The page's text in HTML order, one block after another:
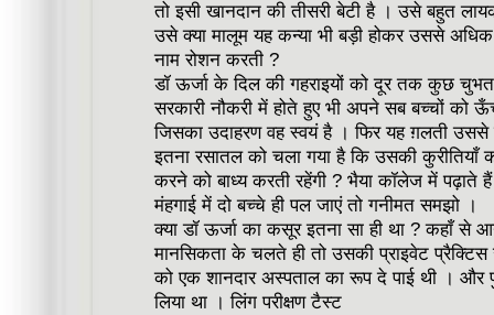
तो इसी खानदान की तीसरी बेटी है । उसे बहुत
उसे क्या मालूम यह कन्या भी बड़ी होकर उससे
नाम रोशन करती ?
डॉ ऊर्जा के दिल की गहराइयों को दूर तक कुछ
सरकारी नौकरी में होते हुए भी अपने सब बच्चों को
जिसका उदाहरण वह स्वयं है । फिर यह ग़लती उससे
इतना रसातल को चला गया है कि उसकी कुरीतियाँ
करने को बाध्य करती रहेंगी ? भैया कॉलेज में
मंहगाई में दो बच्चे ही पल जाएं तो गनीमत समझो ।
क्या डॉ ऊर्जा का कसूर इतना सा ही था ? कहाँ से
मानसिकता के चलते ही तो उसकी प्राइवेट
को एक शानदार अस्पताल का रूप दे पाई थी । और
लिया था । लिंग परीक्षण टैस्ट